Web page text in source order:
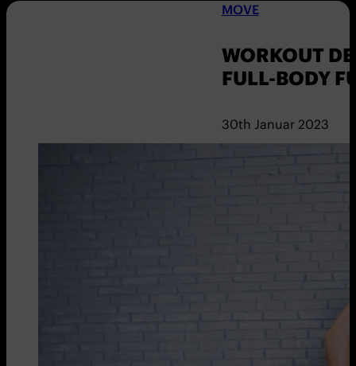
MOVE
WORKOUT
FULL-BODY
30th Januar 2023